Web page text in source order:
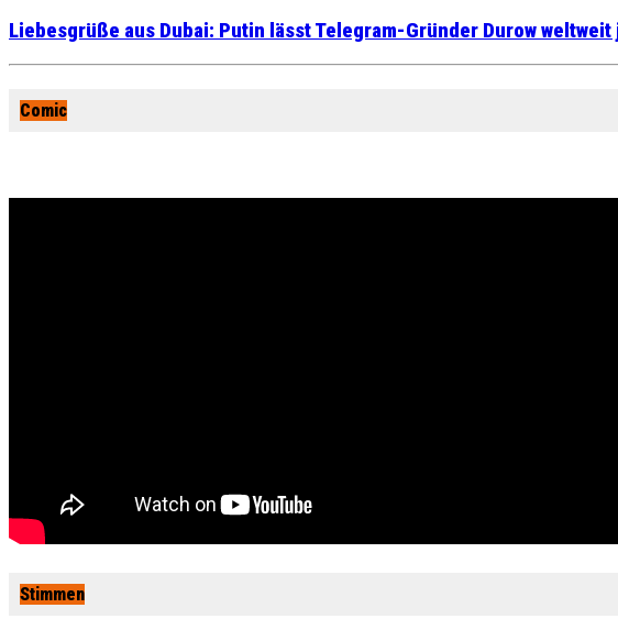
Liebesgrüße aus Dubai: Putin lässt Telegram-Gründer Durow weltweit
Comic
Stimmen